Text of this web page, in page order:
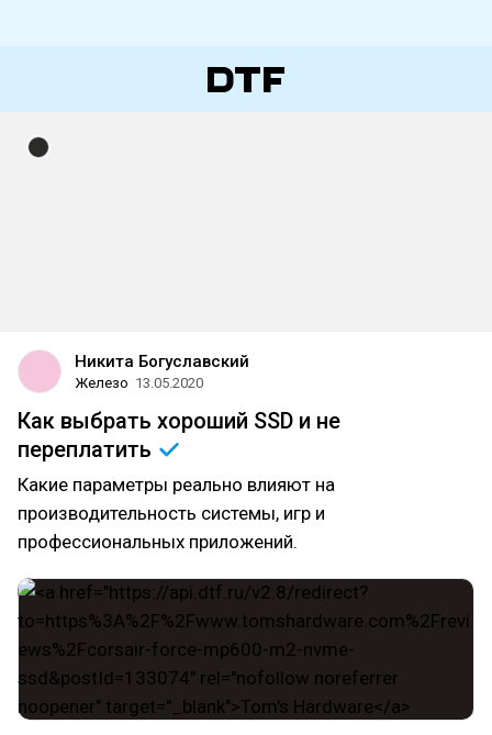
Никита Богуславский
Железо 13.05.2020
Как выбрать хороший SSD и не
переплатить
Какие параметры реально влияют на
производительность системы, игр и
профессиональных приложений.